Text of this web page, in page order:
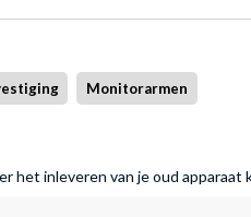
Monitorarmen
het inleveren van je oud apparaat